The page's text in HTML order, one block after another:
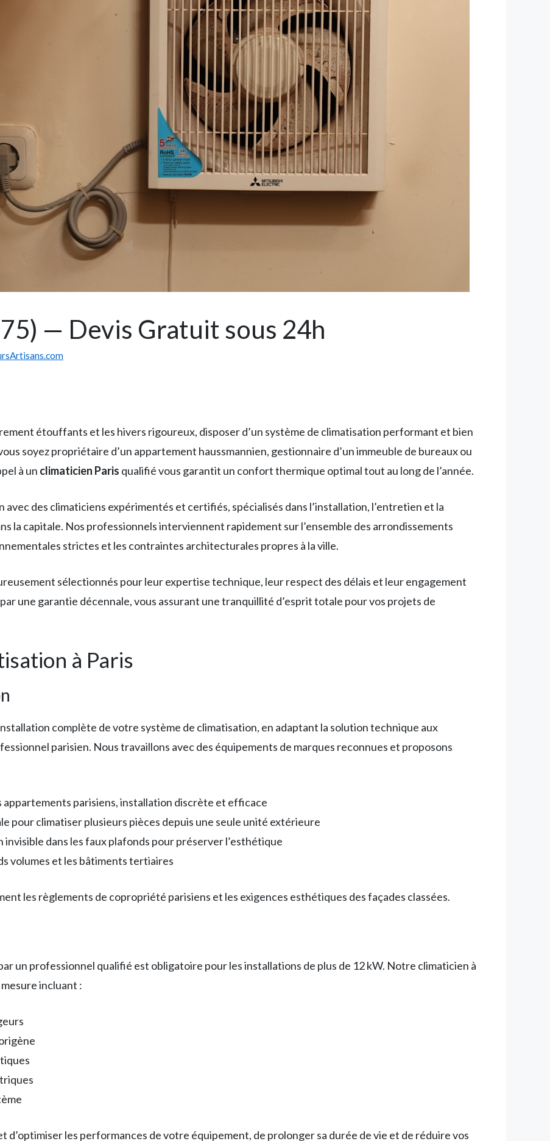
— Devis Gratuit sous 24h
étouffants et les hivers rigoureux, disposer d’un système de climatisation performant et bien
soyez propriétaire d’un appartement haussmannien, gestionnaire d’un immeuble de bureaux ou
à un climaticien Paris qualifié vous garantit un confort thermique optimal tout au long de l’année.
des climaticiens expérimentés et certifiés, spécialisés dans l’installation, l’entretien et la
la capitale. Nos professionnels interviennent rapidement sur l’ensemble des arrondissements
strictes et les contraintes architecturales propres à la ville.
sélectionnés pour leur expertise technique, leur respect des délais et leur engagement
une garantie décennale, vous assurant une tranquillité d’esprit totale pour vos projets de
à Paris
complète de votre système de climatisation, en adaptant la solution technique aux
parisien. Nous travaillons avec des équipements de marques reconnues et proposons
appartements parisiens, installation discrète et efficace
pour climatiser plusieurs pièces depuis une seule unité extérieure
invisible dans les faux plafonds pour préserver l’esthétique
volumes et les bâtiments tertiaires
les règlements de copropriété parisiens et les exigences esthétiques des façades classées.
un professionnel qualifié est obligatoire pour les installations de plus de 12 kW. Notre climaticien à
incluant :
les performances de votre équipement, de prolonger sa durée de vie et de réduire vos